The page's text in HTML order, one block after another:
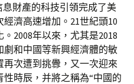
財產的科技引領完成了美
濟高速增加。21世紀頭10
2008年以來，尤其是2018
和中國等新興經濟體的敏
次遭到挑釁，又一次迎來
時辰，并將之稱為“中國的